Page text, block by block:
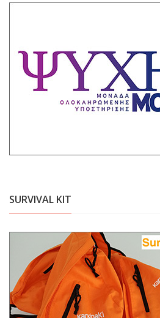
SURVIVAL KIT